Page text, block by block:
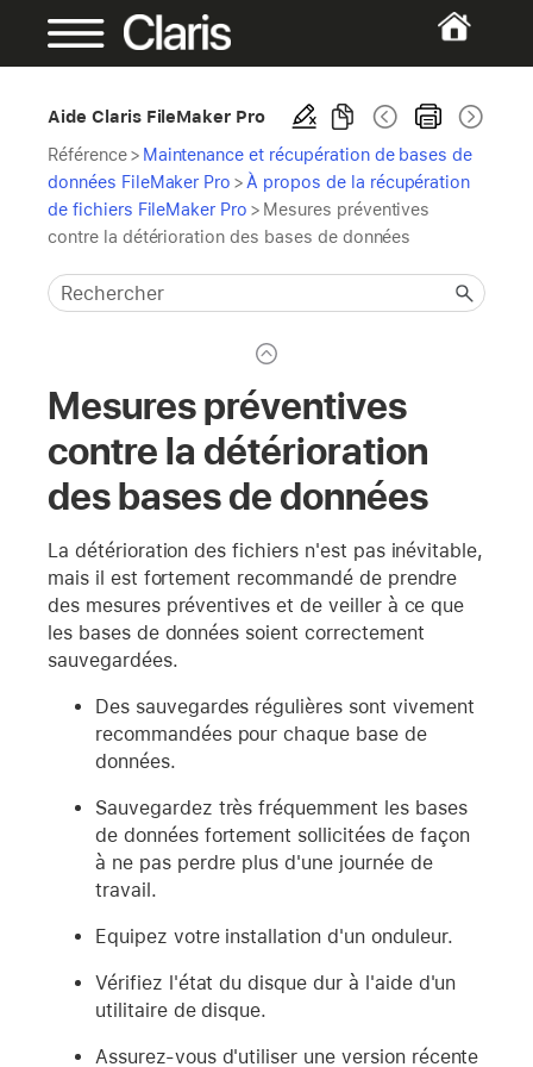
Aide Claris FileMaker Pro
Référence> Maintenance et récupération de bases de
données FileMaker Pro > À propos de la récupération
de fichiers FileMaker Pro > Mesures préventives
contre la détérioration des bases de données
Mesures préventives
contre la détérioration
des bases de données
La détérioration des fichiers n'est pas inévitable,
mais il est fortement recommandé de prendre
des mesures préventives et de veiller à ce que
les bases de données soient correctement
sauvegardées.
Des sauvegardes régulières sont vivement
recommandées pour chaque base de
données.
Sauvegardez très fréquemment les bases
de données fortement sollicitées de façon
à ne pas perdre plus d'une journée de
travail.
Equipez votre installation d'un onduleur.
Vérifiez l'état du disque dur à l'aide d'un
utilitaire de disque.
Assurez-vous d'utiliser une version récente